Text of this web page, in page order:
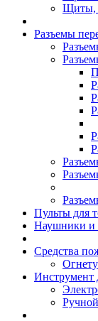
Щиты,
Разъемы
Пульты для
Наушники и
Средства
Инструмент